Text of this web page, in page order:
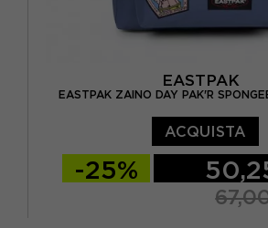
EASTPAK
EASTPAK ZAINO DAY PAK'R
ACQUISTA
-25%